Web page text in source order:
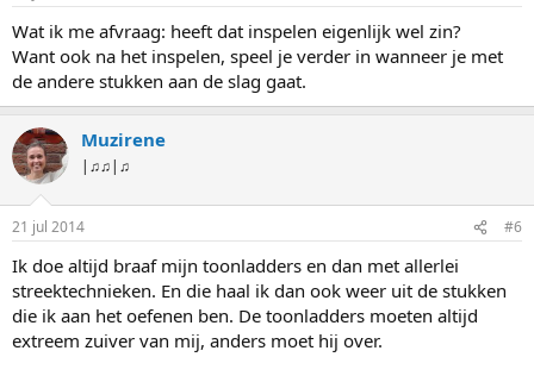
Wat ik me afvraag: heeft dat inspelen eigenlijk wel zin?
Want ook na het inspelen, speel je verder in wanneer je met
de andere stukken aan de slag gaat.
Muzirene
|♫♫|♫
21 jul 2014 #6
Ik doe altijd braaf mijn toonladders en dan met allerlei
streektechnieken. En die haal ik dan ook weer uit de stukken
die ik aan het oefenen ben. De toonladders moeten altijd
extreem zuiver van mij, anders moet hij over.